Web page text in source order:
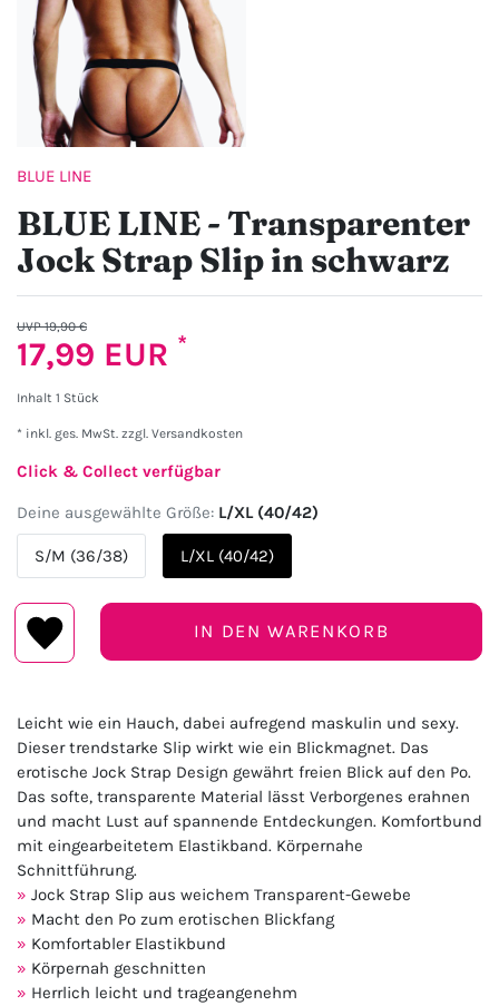
BLUE LINE
BLUE LINE - Transparenter
Jock Strap Slip in schwarz
UVP 19,90 €
17,99 EUR *
Inhalt 1 Stück
* inkl. ges. MwSt. zzgl. Versandkosten
Click & Collect verfügbar
Deine ausgewählte Größe: L/XL (40/42)
S/M (36/38) L/XL (40/42)
IN DEN WARENKORB
Leicht wie ein Hauch, dabei aufregend maskulin und sexy.
Dieser trendstarke Slip wirkt wie ein Blickmagnet. Das
erotische Jock Strap Design gewährt freien Blick auf den Po.
Das softe, transparente Material lässt Verborgenes erahnen
und macht Lust auf spannende Entdeckungen. Komfortbund
mit eingearbeitetem Elastikband. Körpernahe
Schnittführung.
Jock Strap Slip aus weichem Transparent-Gewebe
Macht den Po zum erotischen Blickfang
Komfortabler Elastikbund
Körpernah geschnitten
Herrlich leicht und trageangenehm